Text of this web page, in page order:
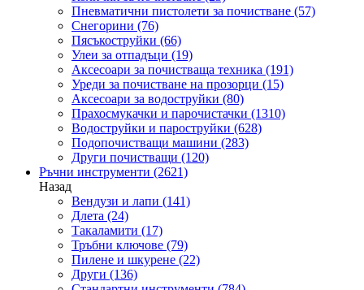
Пневматични пистолети за почистване (57)
Снегорини (76)
Пясъкоструйки (66)
Улеи за отпадъци (19)
Аксесоари за почистваща техника (191)
Уреди за почистване на прозорци (15)
Аксесоари за водоструйки (80)
Прахосмукачки и парочистачки (1310)
Водоструйки и пароструйки (628)
Подопочистващи машини (283)
Други почистващи (120)
Ръчни инструменти (2621)
Назад
Вендузи и лапи (141)
Длета (24)
Такаламити (17)
Тръбни ключове (79)
Пилене и шкурене (22)
Други (136)